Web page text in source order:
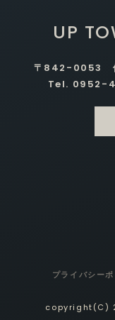
UP
〒842-0053 佐
Tel. 0952-
プライバシー
copyright(C)